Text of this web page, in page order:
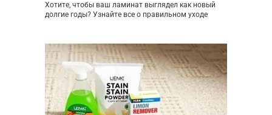
Хотите, чтобы ваш ламинат выглядел как новый
долгие годы? Узнайте все о правильном уходе